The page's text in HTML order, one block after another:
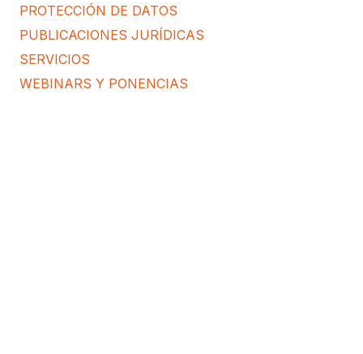
PROTECCIÓN DE DATOS
PUBLICACIONES JURÍDICAS
SERVICIOS
WEBINARS Y PONENCIAS